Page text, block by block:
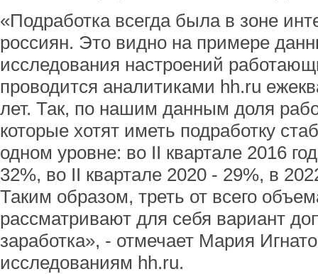
«Подработка всегда была в зоне
россиян. Это видно на примере
исследования настроений
проводится аналитиками hh.ru
лет. Так, по нашим данным доля
которые хотят иметь подработку
одном уровне: во II квартале 2016
32%, во II квартале 2020 - 29%, в
Таким образом, треть от всего
рассматривают для себя вариант
заработка», - отмечает Мария
исследованиям hh.ru.